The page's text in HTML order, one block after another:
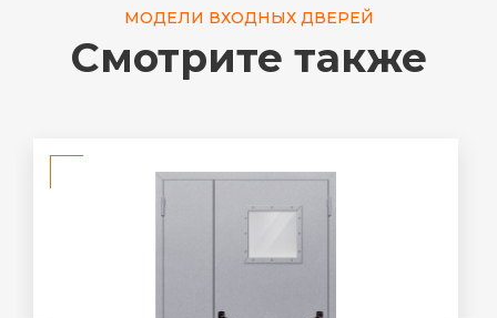
МОДЕЛИ ВХОДНЫХ ДВЕРЕЙ
Смотрите также